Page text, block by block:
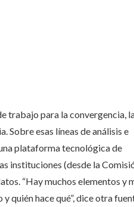
trabajo para la convergencia,
Sobre esas líneas de análisis e
plataforma tecnológica de
instituciones (desde la
“Hay muchos elementos y
quién hace qué”, dice otra